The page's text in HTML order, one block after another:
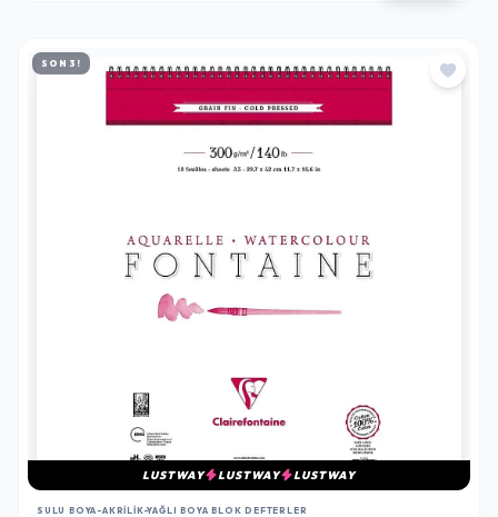
SON 3!
LUSTWAY LUSTWAY LUSTWAY
SULU BOYA-AKRILIK-YAĞLI BOYA BLOK DEFTERLER